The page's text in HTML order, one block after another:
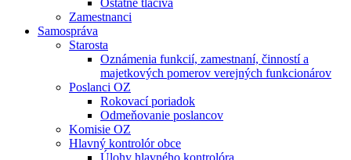
Ostatné tlačivá
Zamestnanci
Samospráva
Starosta
Oznámenia funkcií, zamestnaní, činností a
majetkových pomerov verejných funkcionárov
Poslanci OZ
Rokovací poriadok
Odmeňovanie poslancov
Komisie OZ
Hlavný kontrolór obce